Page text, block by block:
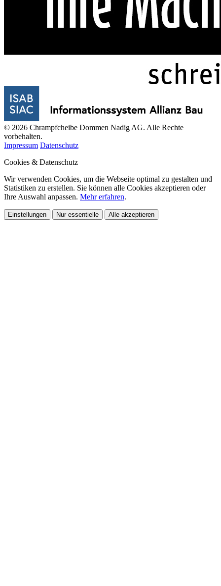
© 2026 Chrampfcheibe Dommen Nadig AG. Alle Rechte
vorbehalten.
Impressum Datenschutz
Cookies & Datenschutz
Wir verwenden Cookies, um die Webseite optimal zu gestalten und
Statistiken zu erstellen. Sie können alle Cookies akzeptieren oder
Ihre Auswahl anpassen. Mehr erfahren.
Einstellungen Nur essentielle Alle akzeptieren